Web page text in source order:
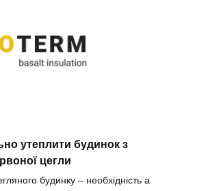
утеплити будинок з
цегли
будинку – необхідність а